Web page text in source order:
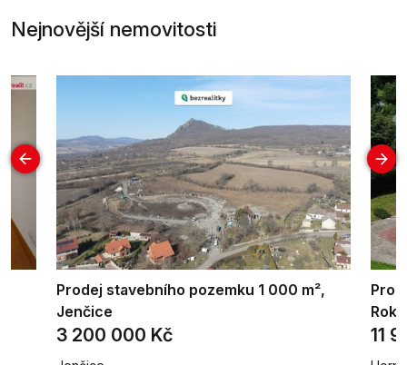
Nejnovější nemovitosti
Prodej stavebního pozemku 1 000 m²,
Jenčice
3 200 000 Kč 11